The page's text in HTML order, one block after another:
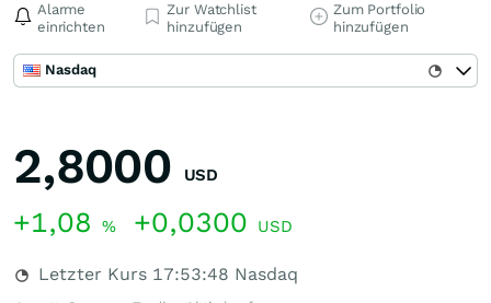
Alarme
einrichten
Zur Watchlist
hinzufügen
Zum Portfolio
hinzufügen
Nasdaq
2,8000 USD
+1,08 % +0,0300 USD
Letzter Kurs 17:53:48 Nasdaq